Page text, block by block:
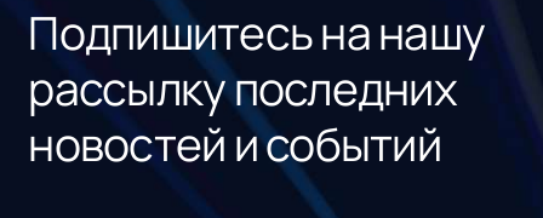
Подпишитесь на нашу
рассылку последних
новостей и событий